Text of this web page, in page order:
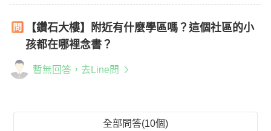
【鑽石大樓】附近有什麼學區嗎？這個社區的小
孩都在哪裡念書？
暫無回答，去Line問
全部問答(10個)